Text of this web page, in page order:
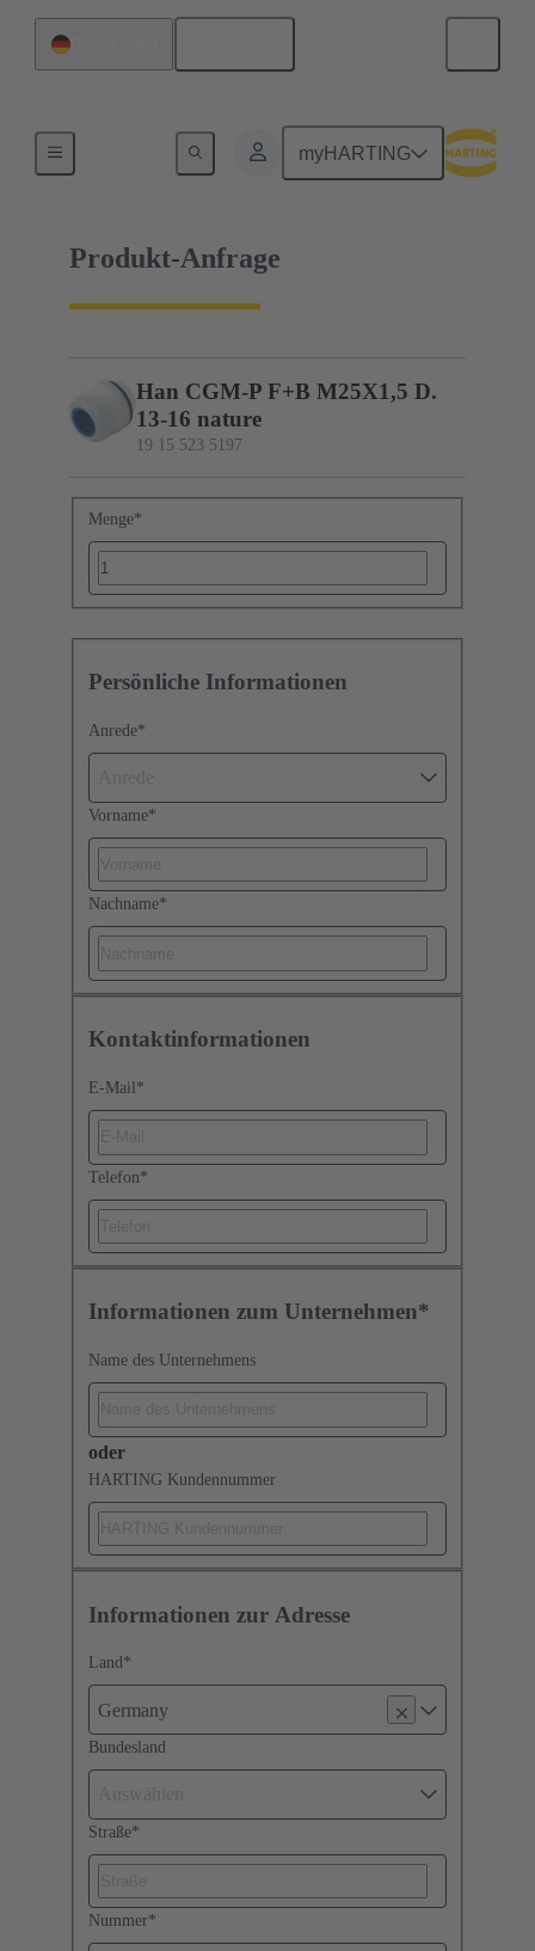
myHARTING
19 15 523 5197
Produkt-Anfrage
Han CGM-P F+B M25X1,5 D.
13-16 nature
19 15 523 5197
Menge*
Persönliche Informationen
Anrede*
Vorname*
Nachname*
Kontaktinformationen
E-Mail *
Telefon*
Informationen zum Unternehmen*
Name des Unternehmens
oder
HARTING Kundennummer
Informationen zur Adresse
Land *
Germany
Bundesland
Straße*
Nummer*